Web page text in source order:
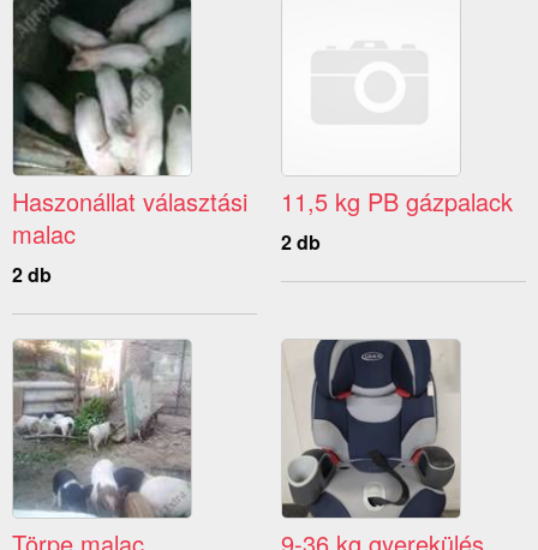
Haszonállat választási
malac
2 db
11,5 kg PB gázpalack
2 db